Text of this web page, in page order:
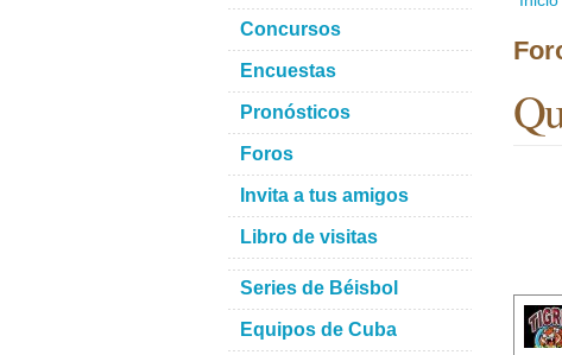
Concursos
Encuestas
Pronósticos
Foros
Invita a tus amigos
Libro de visitas
Series de Béisbol
Equipos de Cuba